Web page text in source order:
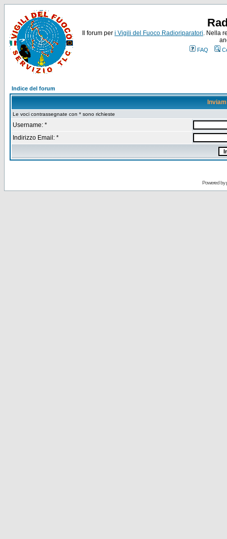
Il forum per i Vigili del Fuoco Radioriparatori. Nella
FAQ
Indice del forum
Le voci contrassegnate con * sono richieste
Username: *
Indirizzo Email: *
Powered by